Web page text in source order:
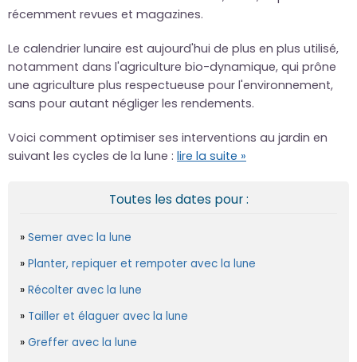
récemment revues et magazines.
Le calendrier lunaire est aujourd'hui de plus en plus utilisé,
notamment dans l'agriculture bio-dynamique, qui prône
une agriculture plus respectueuse pour l'environnement,
sans pour autant négliger les rendements.
Voici comment optimiser ses interventions au jardin en
suivant les cycles de la lune : lire la suite »
Toutes les dates pour :
Semer avec la lune
Planter, repiquer et rempoter avec la lune
Récolter avec la lune
Tailler et élaguer avec la lune
Greffer avec la lune